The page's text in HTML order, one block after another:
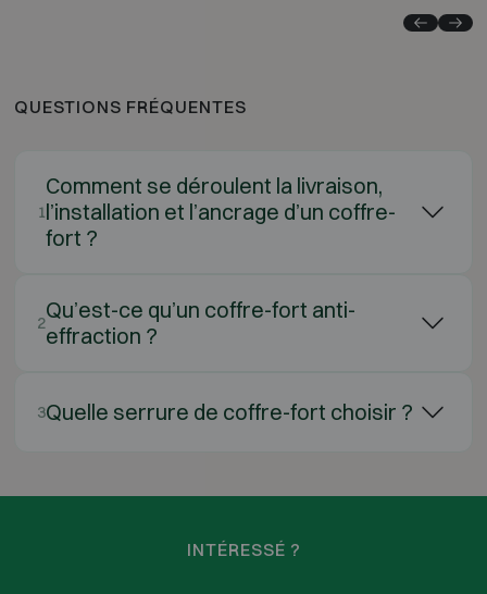
QUESTIONS FRÉQUENTES
1
Comment se déroulent la livraison,
l’installation et l’ancrage d’un coffre-
fort ?
2Qu’est-ce qu’un coffre-fort anti-
effraction ?
3Quelle serrure de coffre-fort choisir ?
INTÉRESSÉ ?